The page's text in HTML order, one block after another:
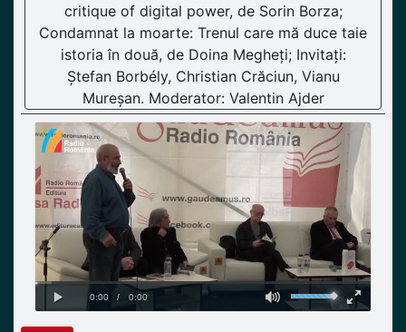
critique of digital power, de Sorin Borza;
Condamnat la moarte: Trenul care mă duce taie
istoria în două, de Doina Megheți; Invitați:
Ștefan Borbély, Christian Crăciun, Vianu
Mureșan. Moderator: Valentin Ajder